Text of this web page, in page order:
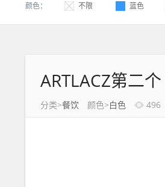
颜色： 不限 蓝色
ARTLACZ第二个
分类>餐饮 颜色>白色 496